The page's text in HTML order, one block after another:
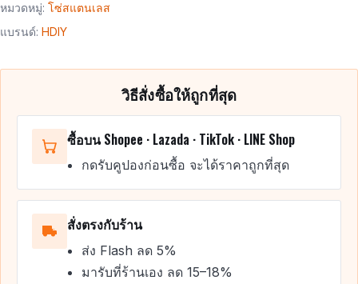
หมวดหมู่: โซ่สแตนเลส
แบรนด์: HDIY
วิธีสั่งซื้อให้ถูกที่สุด
ซื้อบน Shopee · Lazada · TikTok · LINE Shop
กดรับคูปองก่อนซื้อ จะได้ราคาถูกที่สุด
สั่งตรงกับร้าน
ส่ง Flash ลด 5%
มารับที่ร้านเอง ลด 15–18%